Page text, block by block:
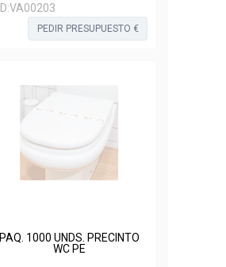
ID:VA00203
PEDIR PRESUPUESTO €
PAQ. 1000 UNDS. PRECINTO
WC PE